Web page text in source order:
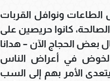
ونوافل القربات
كانوا حريصين على
بعض الحجاج الآن – هدانا
في أعراض الناس
يتعدى الأمر بهم إلى السب